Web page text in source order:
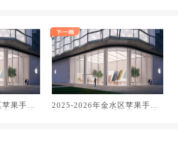
果手机
2025-2026年金水区苹果手机